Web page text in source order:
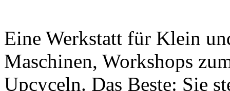
Eine Werkstatt für Klein
Maschinen, Workshops
Upcyceln. Das Beste: Sie